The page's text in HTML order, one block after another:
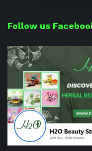
Follow us